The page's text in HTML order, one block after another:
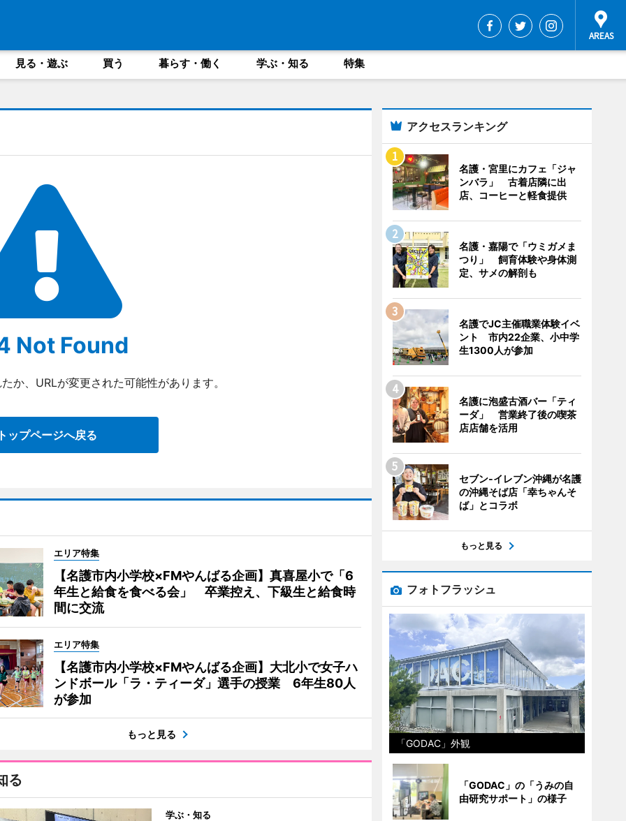
見る・遊ぶ 買う 暮らす・働く 学ぶ・知る 特集
Not Found
か、URLが変更された可能性があります。
ップページへ戻る
エリア特集
【名護市内小学校×FMやんばる企画】真喜屋小で「6
年生と給食を食べる会」 卒業控え、下級生と給食時
間に交流
エリア特集
【名護市内小学校×FMやんばる企画】大北小で女子ハ
ンドボール「ラ・ティーダ」選手の授業 6年生80人
が参加
もっと見る
る
学ぶ・知る
アクセスランキング
名護・宮里にカフェ「ジャ
ンバラ」 古着店隣に出
店、コーヒーと軽食提供
名護・嘉陽で「ウミガメま
つり」 飼育体験や身体測
定、サメの解剖も
名護でJC主催職業体験イベ
ント 市内22企業、小中学
生1300人が参加
名護に泡盛古酒バー「ティ
ーダ」 営業終了後の喫茶
店店舗を活用
セブン‐イレブン沖縄が名護
の沖縄そば店「幸ちゃんそ
ば」とコラボ
もっと見る
フォトフラッシュ
「GODAC」外観
「GODAC」の「うみの自
由研究サポート」の様子